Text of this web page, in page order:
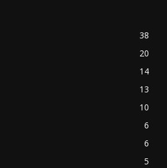
38
20
14
13
10
6
6
5